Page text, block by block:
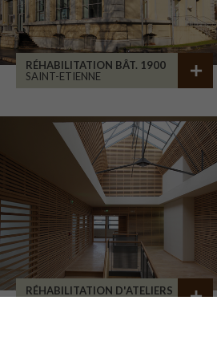
RÉHABILITATION BÂT. 1900
SAINT-ETIENNE
RÉHABILITATION D'ATELIERS